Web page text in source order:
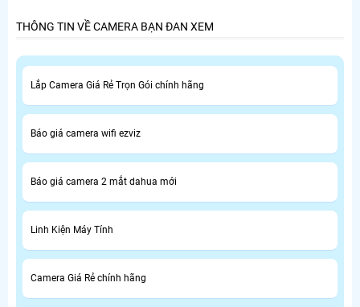
THÔNG TIN VỀ CAMERA BẠN ĐAN XEM
Lắp Camera Giá Rẻ Trọn Gói chính hãng
Báo giá camera wifi ezviz
Báo giá camera 2 mắt dahua mới
Linh Kiện Máy Tính
Camera Giá Rẻ chính hãng